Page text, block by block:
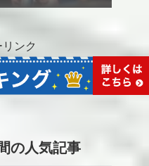
ンク
の人気記事